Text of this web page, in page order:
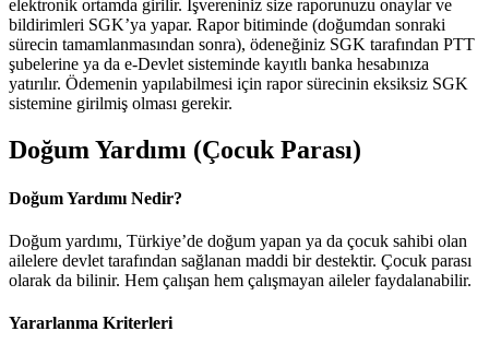
elektronik ortamda girilir. İşvereniniz size raporunuzu onaylar ve
bildirimleri SGK’ya yapar. Rapor bitiminde (doğumdan sonraki
sürecin tamamlanmasından sonra), ödeneğiniz SGK tarafından PTT
şubelerine ya da e-Devlet sisteminde kayıtlı banka hesabınıza
yatırılır. Ödemenin yapılabilmesi için rapor sürecinin eksiksiz SGK
sistemine girilmiş olması gerekir.
Doğum Yardımı (Çocuk Parası)
Doğum Yardımı Nedir?
Doğum yardımı, Türkiye’de doğum yapan ya da çocuk sahibi olan
ailelere devlet tarafından sağlanan maddi bir destektir. Çocuk parası
olarak da bilinir. Hem çalışan hem çalışmayan aileler faydalanabilir.
Yararlanma Kriterleri